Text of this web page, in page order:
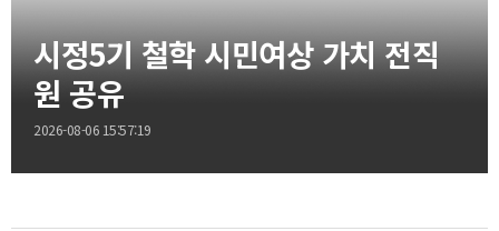
시정5기 철학 시민여상 가치 전직
원 공유
2026-08-06 15:57:19